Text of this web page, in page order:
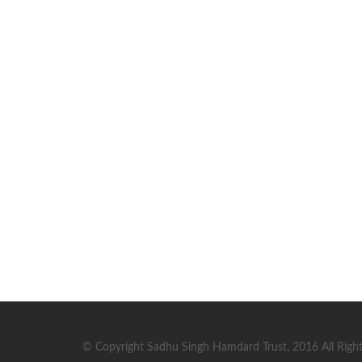
© Copyright Sadhu Singh Hamdard Trust, 2016 All